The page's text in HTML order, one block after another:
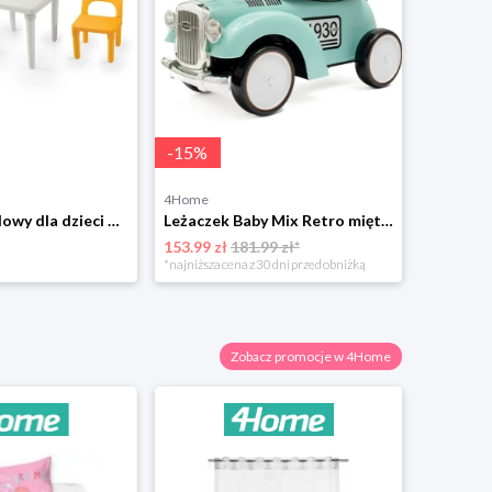
Zestaw ogrodowy dla dzieci Dolu stół i 2 krzesła 4-Home
-15%
4Home
Leżaczek Baby Mix Retro miętowy, 27 x 25 x 58 cm 4-Home
153.99 zł181.99 zł*
*najniższa cena z 30 dni przed obniżką
Zobacz promocje w 4Home